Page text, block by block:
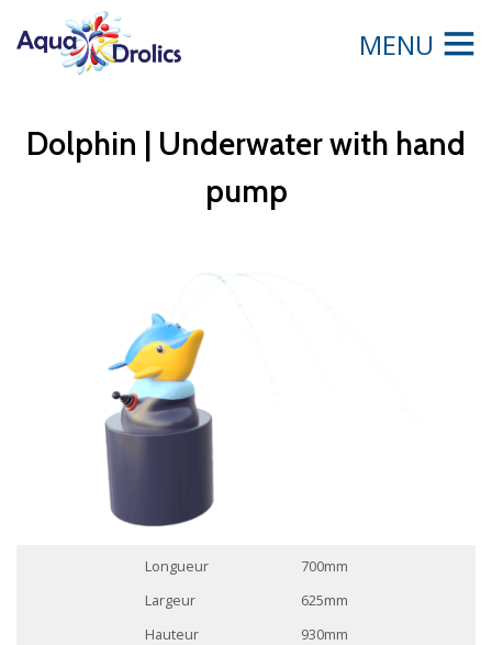
MENU
Dolphin | Underwater with hand
pump
Longueur
700mm
Largeur
625mm
Hauteur
930mm